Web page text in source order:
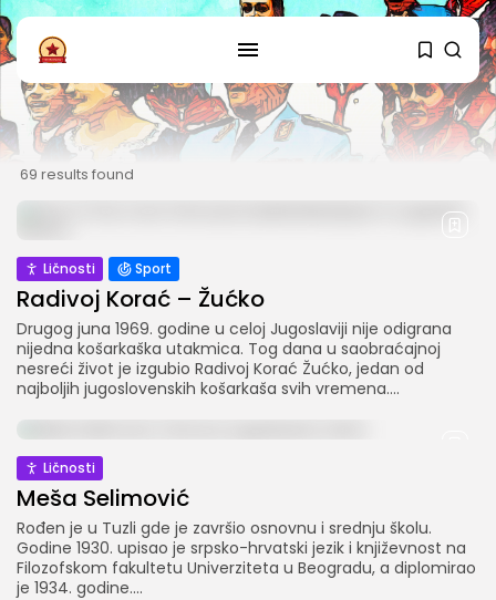
SHOP
69 results found
Ličnosti Sport
Radivoj Korać – Žućko
Drugog juna 1969. godine u celoj Jugoslaviji nije odigrana
nijedna košarkaška utakmica. Tog dana u saobraćajnoj
nesreći život je izgubio Radivoj Korać Žućko, jedan od
najboljih jugoslovenskih košarkaša svih vremena....
Ličnosti
Meša Selimović
Rođen je u Tuzli gde je završio osnovnu i srednju školu.
Godine 1930. upisao je srpsko-hrvatski jezik i književnost na
Filozofskom fakultetu Univerziteta u Beogradu, a diplomirao
je 1934. godine....